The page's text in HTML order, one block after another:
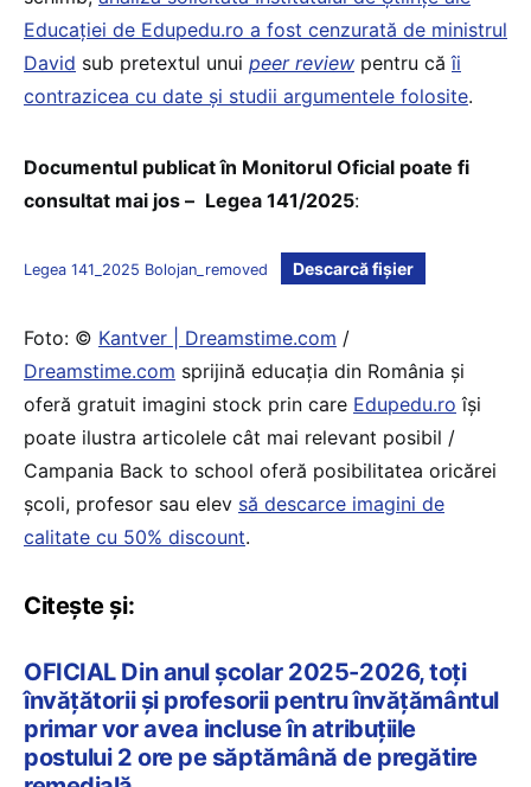
Educației de Edupedu.ro a fost cenzurată de ministrul
David sub pretextul unui peer review pentru căîi
contrazicea cu date și studii argumentele folosite.
Documentul publicat în Monitorul Oficial poate fi
consultat mai jos – Legea 141/2025:
Legea 141_2025 Bolojan_removed Descarcă fișier
Foto: © Kantver | Dreamstime.com /
Dreamstime.com sprijină educaţia din România şi
oferă gratuit imagini stock prin care Edupedu.ro îşi
poate ilustra articolele cât mai relevant posibil /
Campania Back to school oferă posibilitatea oricărei
școli, profesor sau elev să descarce imagini de
calitate cu 50% discount.
Citește și:
OFICIAL Din anul școlar 2025-2026, toți
învățătorii și profesorii pentru învățământul
primar vor avea incluse în atribuțiile
postului 2 ore pe săptămână de pregătire